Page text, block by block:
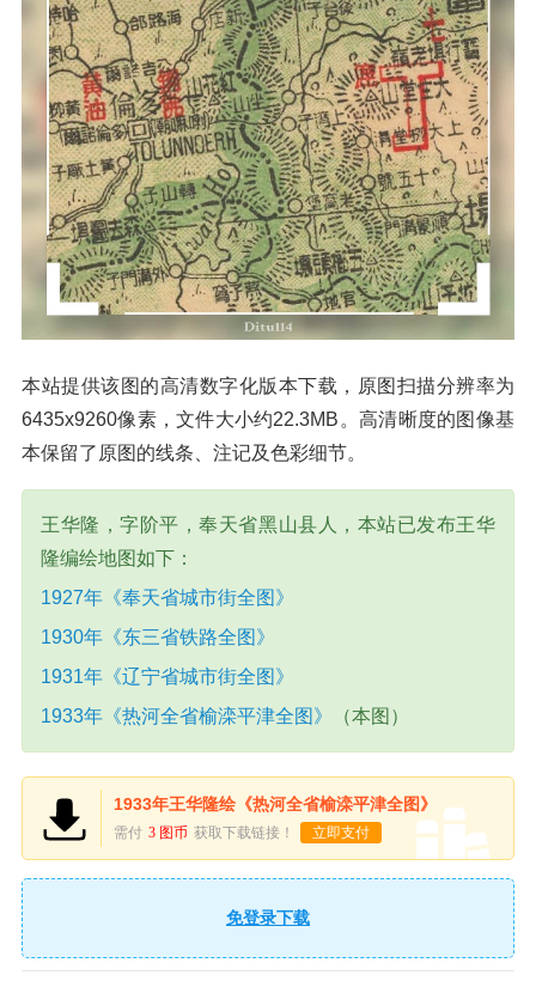
本站提供该图的高清数字化版本下载，原图扫描分辨率为
6435x9260像素，文件大小约22.3MB。高清晰度的图像基
本保留了原图的线条、注记及色彩细节。
王华隆，字阶平，奉天省黑山县人，本站已发布王华
隆编绘地图如下：
1927年《奉天省城市街全图》
1930年《东三省铁路全图》
1931年《辽宁省城市街全图》
1933年《热河全省榆滦平津全图》
（本图）
1933年王华隆绘《热河全省榆滦平津全图》
需付 3 图币 获取下载链接！ 立即支付
免登录下载